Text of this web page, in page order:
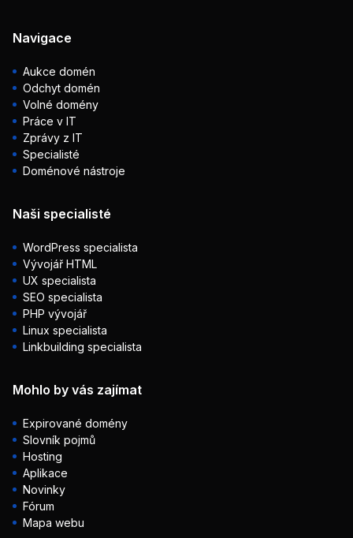
Navigace
Aukce domén
Odchyt domén
Volné domény
Práce v IT
Zprávy z IT
Specialisté
Doménové nástroje
Naši specialisté
WordPress specialista
Vývojář HTML
UX specialista
SEO specialista
PHP vývojář
Linux specialista
Linkbuilding specialista
Mohlo by vás zajímat
Expirované domény
Slovník pojmů
Hosting
Aplikace
Novinky
Fórum
Mapa webu